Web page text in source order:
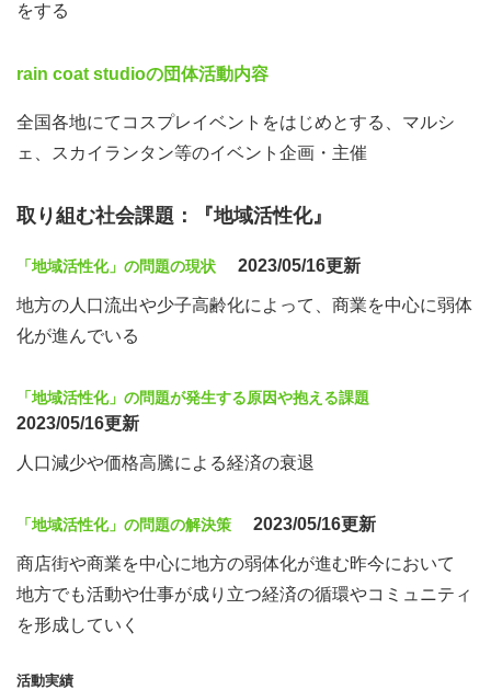
をする
rain coat studioの団体活動内容
全国各地にてコスプレイベントをはじめとする、マルシ
ェ、スカイランタン等のイベント企画・主催
取り組む社会課題：『地域活性化』
「地域活性化」の問題の現状 2023/05/16更新
地方の人口流出や少子高齢化によって、商業を中心に弱体
化が進んでいる
「地域活性化」の問題が発生する原因や抱える課題
2023/05/16更新
人口減少や価格高騰による経済の衰退
「地域活性化」の問題の解決策 2023/05/16更新
商店街や商業を中心に地方の弱体化が進む昨今において
地方でも活動や仕事が成り立つ経済の循環やコミュニティ
を形成していく
活動実績